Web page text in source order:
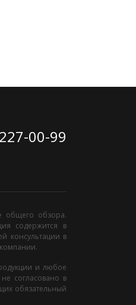
00-99
общего обзора.
содержится в
консультации в
и любое
согласовано в
обязательный